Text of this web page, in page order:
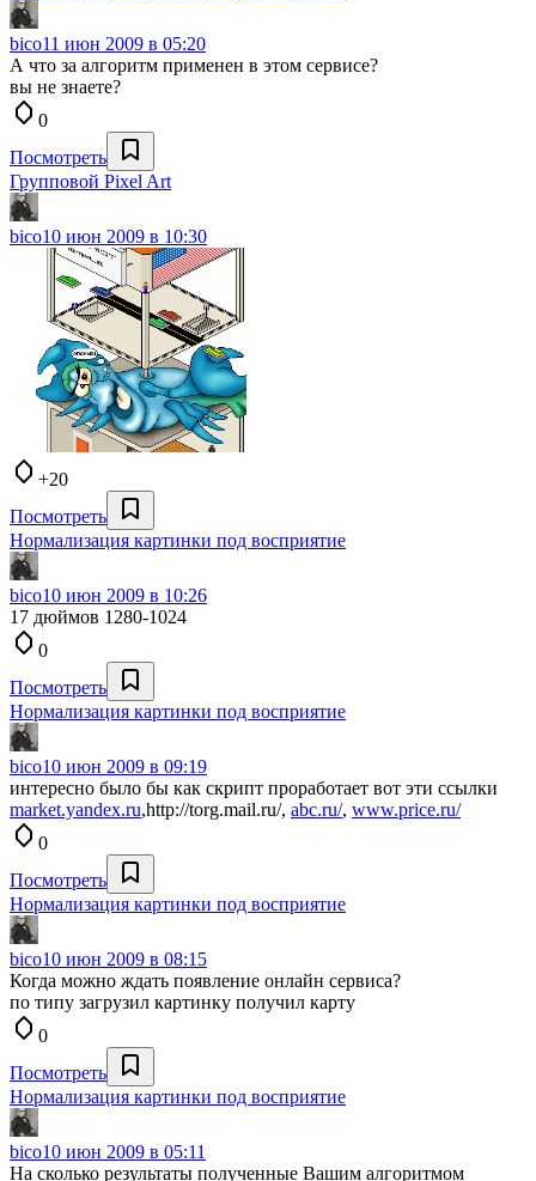
bico11 июн 2009 в 05:20
А что за алгоритм применен в этом сервисе?
вы не знаете?
0
Посмотреть
Групповой Pixel Art
bico10 июн 2009 в 10:30
+20
Посмотреть
Нормализация картинки под восприятие
bico10 июн 2009 в 10:26
17 дюймов 1280-1024
0
Посмотреть
Нормализация картинки под восприятие
bico10 июн 2009 в 09:19
интересно было бы как скрипт проработает вот эти ссылки
market.yandex.ru,http://torg.mail.ru/, abc.ru/, www.price.ru/
0
Посмотреть
Нормализация картинки под восприятие
bico10 июн 2009 в 08:15
Когда можно ждать появление онлайн сервиса?
по типу загрузил картинку получил карту
0
Посмотреть
Нормализация картинки под восприятие
bico10 июн 2009 в 05:11
На сколько результаты полученные Вашим алгоритмом